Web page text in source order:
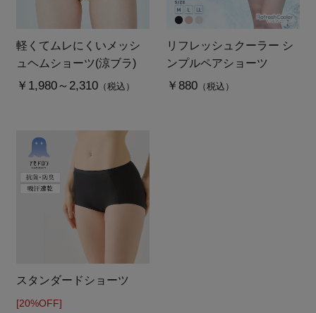
軽くてムレにくいメッシ
ュヘムショーツ(涼ブラ)
￥1,980～2,310 （税込）
リフレッシュクーラー シ
ンプルペアショーツ
￥880（税込）
スタンダードショーツ
[20%OFF]